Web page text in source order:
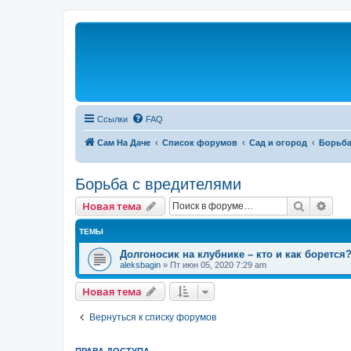
Ссылки FAQ
Сам На Даче Список форумов Сад и огород
Борьба с вредителями
Новая тема Поиск
ТЕМЫ
Долгоносик на клубнике – кто и как борется?
aleksbagin » Пт июн 05, 2020 7:29 am
Новая тема
Вернуться к списку форумов